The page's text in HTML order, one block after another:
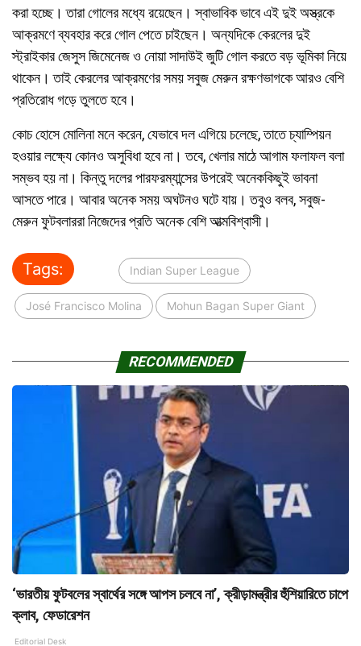
করা হচ্ছে। তারা গোলের মধ্যে রয়েছেন। স্বাভাবিক ভাবে এই দুই অস্ত্রকে
আক্রমণে ব্যবহার করে গোল পেতে চাইছেন। অন্যদিকে কেরলের দুই
স্ট্রাইকার জেসুস জিমেনেজ ও নোয়া সাদাউই জুটি গোল করতে বড় ভূমিকা নিয়ে
থাকেন। তাই কেরলের আক্রমণের সময় সবুজ মেরুন রক্ষণভাগকে আরও বেশি
প্রতিরোধ গড়ে তুলতে হবে।
কোচ হোসে মোলিনা মনে করেন, যেভাবে দল এগিয়ে চলেছে, তাতে চ্যাম্পিয়ন
হওয়ার লক্ষ্যে কোনও অসুবিধা হবে না। তবে, খেলার মাঠে আগাম ফলাফল বলা
সম্ভব হয় না। কিন্তু দলের পারফরম্যান্সের উপরেই অনেককিছুই ভাবনা
আসতে পারে। আবার অনেক সময় অঘটনও ঘটে যায়। তবুও বলব, সবুজ-
মেরুন ফুটবলাররা নিজেদের প্রতি অনেক বেশি আত্মবিশ্বাসী।
Tags: Indian Super League
José Francisco Molina Mohun Bagan Super Giant
RECOMMENDED
‘ভারতীয় ফুটবলের স্বার্থের সঙ্গে আপস চলবে না’, ক্রীড়ামন্ত্রীর হুঁশিয়ারিতে চাপে
ক্লাব, ফেডারেশন
Editorial Desk